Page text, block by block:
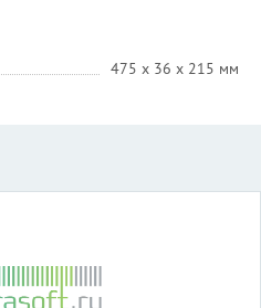
475 х 36 х 215 мм